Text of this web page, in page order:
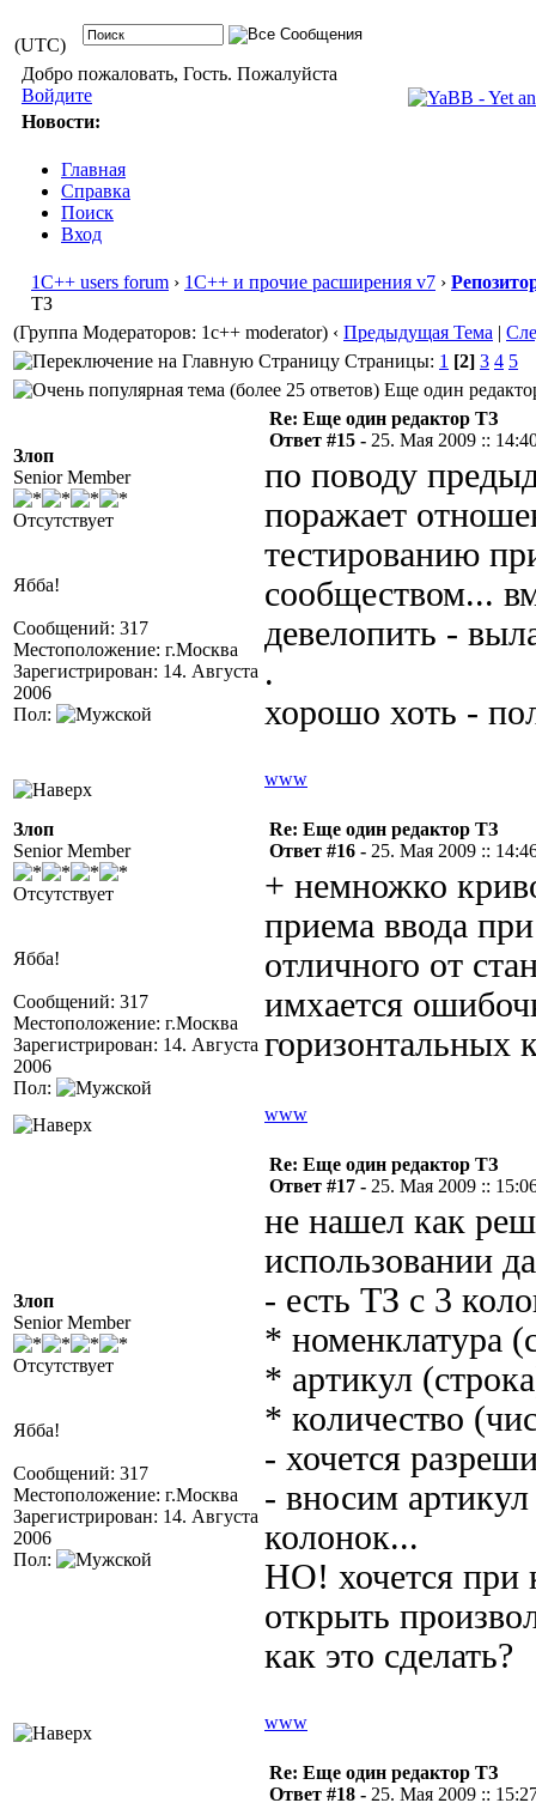
(UTC)
Добро пожаловать, Гость. Пожалуйста
Войдите
Новости:
Главная
Справка
Поиск
Вход
1С++ users forum › 1С++ и прочие расширения v7 ›
ТЗ
(Группа Модераторов: 1c++ moderator) ‹ Предыдущая Тема |
Страницы: 1 [2] 3 4 5
Еще один
Злоп
Senior Member
Отсутствует
Ябба!
Сообщений: 317
Местоположение: г.Москва
Зарегистрирован: 14. Августа
2006
Пол:
Re: Еще один редактор ТЗ
Ответ #15 - 25. Мая 2009 ::
по поводу
поражает
тестированию
сообществом...
девелопить -
.
хорошо хоть -
www
Злоп
Senior Member
Отсутствует
Ябба!
Сообщений: 317
Местоположение: г.Москва
Зарегистрирован: 14. Августа
2006
Пол:
Re: Еще один редактор ТЗ
Ответ #16 - 25. Мая 2009 ::
+ немножко
приема ввода
отличного от
имхается
горизонтальных
www
Злоп
Senior Member
Отсутствует
Ябба!
Сообщений: 317
Местоположение: г.Москва
Зарегистрирован: 14. Августа
2006
Пол:
Re: Еще один редактор ТЗ
Ответ #17 - 25. Мая 2009 ::
не нашел как
использовании
- есть ТЗ с 3
* номенклатура
* артикул
* количество
- хочется
- вносим
колонок...
НО! хочется при
открыть
как это сделать?
www
Re: Еще один редактор ТЗ
Ответ #18 - 25. Мая 2009 ::